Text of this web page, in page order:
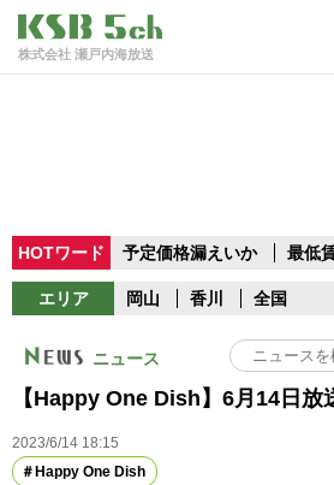
株式会社 瀬戸内海放送
HOTワード 予定価格漏えいか 最低
エリア 岡山 香川 全国
ニュース
【Happy One Dish】6月14日放
2023/6/14 18:15
Happy One Dish